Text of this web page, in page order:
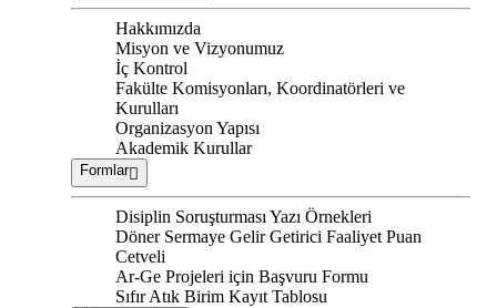
Hakkımızda
Misyon ve Vizyonumuz
İç Kontrol
Fakülte Komisyonları, Koordinatörleri ve
Kurulları
Organizasyon Yapısı
Akademik Kurullar
Formlar
Disiplin Soruşturması Yazı Örnekleri
Döner Sermaye Gelir Getirici Faaliyet Puan
Cetveli
Ar-Ge Projeleri için Başvuru Formu
Sıfır Atık Birim Kayıt Tablosu